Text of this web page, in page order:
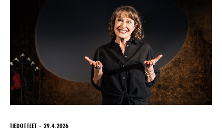
TIEDOTTEET 29.4.2026